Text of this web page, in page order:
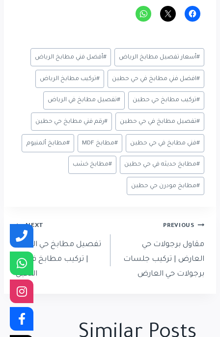
Post
Tags:
#أسعار تفصيل مطابخ الرياض #أفضل فني مطابخ الرياض
#افضل فني مطابخ في حي حطين #تركيب مطابخ الرياض
#تركيب مطابخ حي حطين #تفصيل مطابخ في الرياض
#تفصيل مطابخ في حي حطين #رقم فني مطابخ حي حطين
#فني مطابخ في حي حطين #مطابخ MDF #مطابخ ألمنيوم
#مطابخ حديثه في حي حطين #مطابخ خشب
#مطابخ مودرن حي حطين
تصفّح
المقالات
PREVIOUS
مقاول برجولات حي
العارض | تركيب جلسات
برجولات حي العارض
NEXT
تفصيل مطابخ حي النخيل
| تركيب مطابخ في حي
النخيل